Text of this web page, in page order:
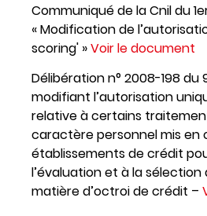
Communiqué de la Cnil du
« Modification de
scoring' »Voir le document
Délibération n° 2008-198 du
modifiant l’autorisation
relative à certains
caractère personnel mis en
établissements de crédit
l’évaluation et à la sélection
matière d’octroi de crédit –